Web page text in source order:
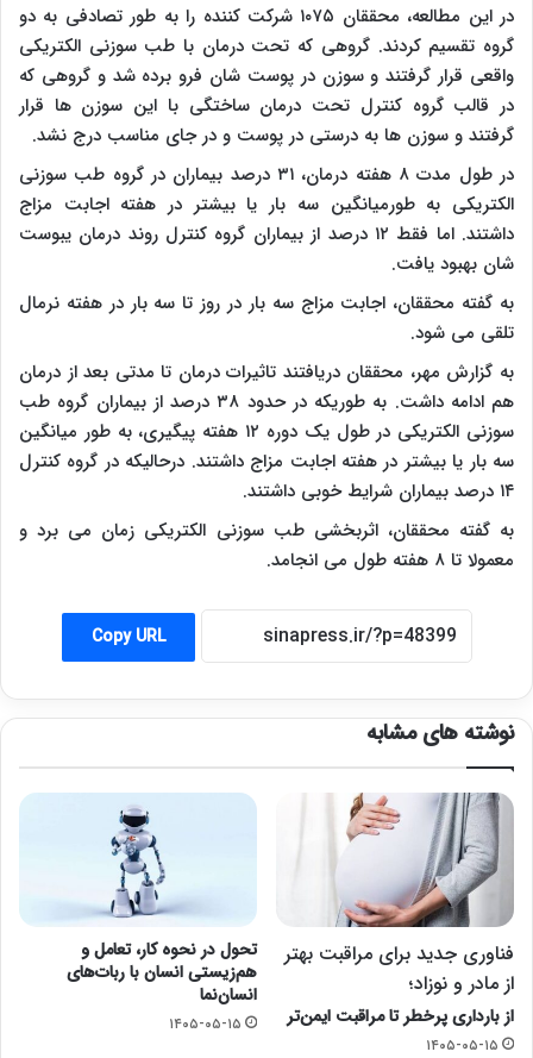
در این مطالعه، محققان ۱۰۷۵ شرکت کننده را به طور تصادفی به دو
گروه تقسیم کردند. گروهی که تحت درمان با طب سوزنی الکتریکی
واقعی قرار گرفتند و سوزن در پوست شان فرو برده شد و گروهی که
در قالب گروه کنترل تحت درمان ساختگی با این سوزن ها قرار
گرفتند و سوزن ها به درستی در پوست و در جای مناسب درج نشد.
در طول مدت ۸ هفته درمان، ۳۱ درصد بیماران در گروه طب سوزنی
الکتریکی به طورمیانگین سه بار یا بیشتر در هفته اجابت مزاج
داشتند. اما فقط ۱۲ درصد از بیماران گروه کنترل روند درمان یبوست
شان بهبود یافت.
به گفته محققان، اجابت مزاج سه بار در روز تا سه بار در هفته نرمال
تلقی می شود.
به گزارش مهر، محققان دریافتند تاثیرات درمان تا مدتی بعد از درمان
هم ادامه داشت. به طوریکه در حدود ۳۸ درصد از بیماران گروه طب
سوزنی الکتریکی در طول یک دوره ۱۲ هفته پیگیری، به طور میانگین
سه بار یا بیشتر در هفته اجابت مزاج داشتند. درحالیکه در گروه کنترل
۱۴ درصد بیماران شرایط خوبی داشتند.
به گفته محققان، اثربخشی طب سوزنی الکتریکی زمان می برد و
معمولا تا ۸ هفته طول می انجامد.
Copy URL
نوشته های مشابه
فناوری جدید برای مراقبت بهتر
از مادر و نوزاد؛
از بارداری پرخطر تا مراقبت ایمن‌تر
۱۴۰۵-۰۵-۱۵
تحول در نحوه کار، تعامل و
هم‌زیستی انسان با ربات‌های
انسان‌نما
۱۴۰۵-۰۵-۱۵